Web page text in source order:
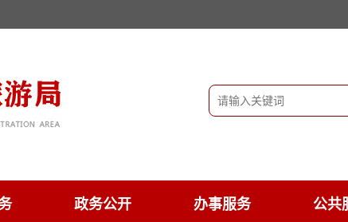
政务公开 办事服务 公共